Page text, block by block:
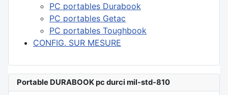
PC portables Durabook
PC portables Getac
PC portables Toughbook
CONFIG. SUR MESURE
Portable DURABOOK pc durci mil-std-810